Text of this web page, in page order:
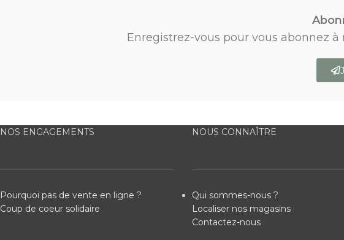
Enregistrez-vous pour vous abonnez
NOS ENGAGEMENTS
Pourquoi pas de vente en ligne ?
Coup de coeur solidaire
NOUS CONNAÎTRE
Qui sommes-nous ?
Localiser nos magasins
Contactez-nous